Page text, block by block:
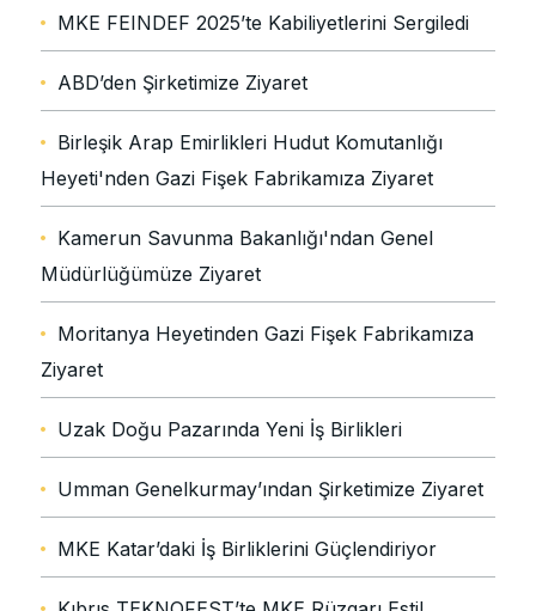
MKE FEINDEF 2025’te Kabiliyetlerini Sergiledi
ABD’den Şirketimize Ziyaret
Birleşik Arap Emirlikleri Hudut Komutanlığı
Heyeti'nden Gazi Fişek Fabrikamıza Ziyaret
Kamerun Savunma Bakanlığı'ndan Genel
Müdürlüğümüze Ziyaret
Moritanya Heyetinden Gazi Fişek Fabrikamıza
Ziyaret
Uzak Doğu Pazarında Yeni İş Birlikleri
Umman Genelkurmay’ından Şirketimize Ziyaret
MKE Katar’daki İş Birliklerini Güçlendiriyor